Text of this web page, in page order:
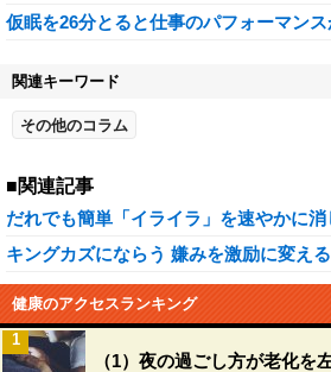
仮眠を26分とると仕事のパフォーマン
関連キーワード
その他のコラム
■関連記事
だれでも簡単「イライラ」を速やかに
キングカズにならう 嫌みを激励に変え
健康のアクセスランキング
（1）夜の過ごし方が老化
1